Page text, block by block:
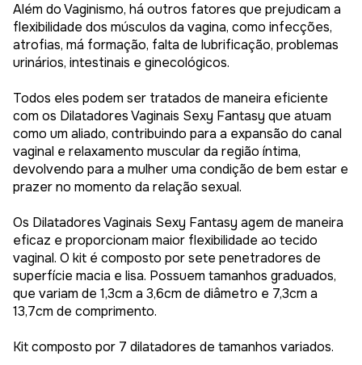
Além do Vaginismo, há outros fatores que prejudicam a
flexibilidade dos músculos da vagina, como infecções,
atrofias, má formação, falta de lubrificação, problemas
urinários, intestinais e ginecológicos.
Todos eles podem ser tratados de maneira eficiente
com os Dilatadores Vaginais Sexy Fantasy que atuam
como um aliado, contribuindo para a expansão do canal
vaginal e relaxamento muscular da região íntima,
devolvendo para a mulher uma condição de bem estar e
prazer no momento da relação sexual.
Os Dilatadores Vaginais Sexy Fantasy agem de maneira
eficaz e proporcionam maior flexibilidade ao tecido
vaginal. O kit é composto por sete penetradores de
superfície macia e lisa. Possuem tamanhos graduados,
que variam de 1,3cm a 3,6cm de diâmetro e 7,3cm a
13,7cm de comprimento.
Kit composto por 7 dilatadores de tamanhos variados.